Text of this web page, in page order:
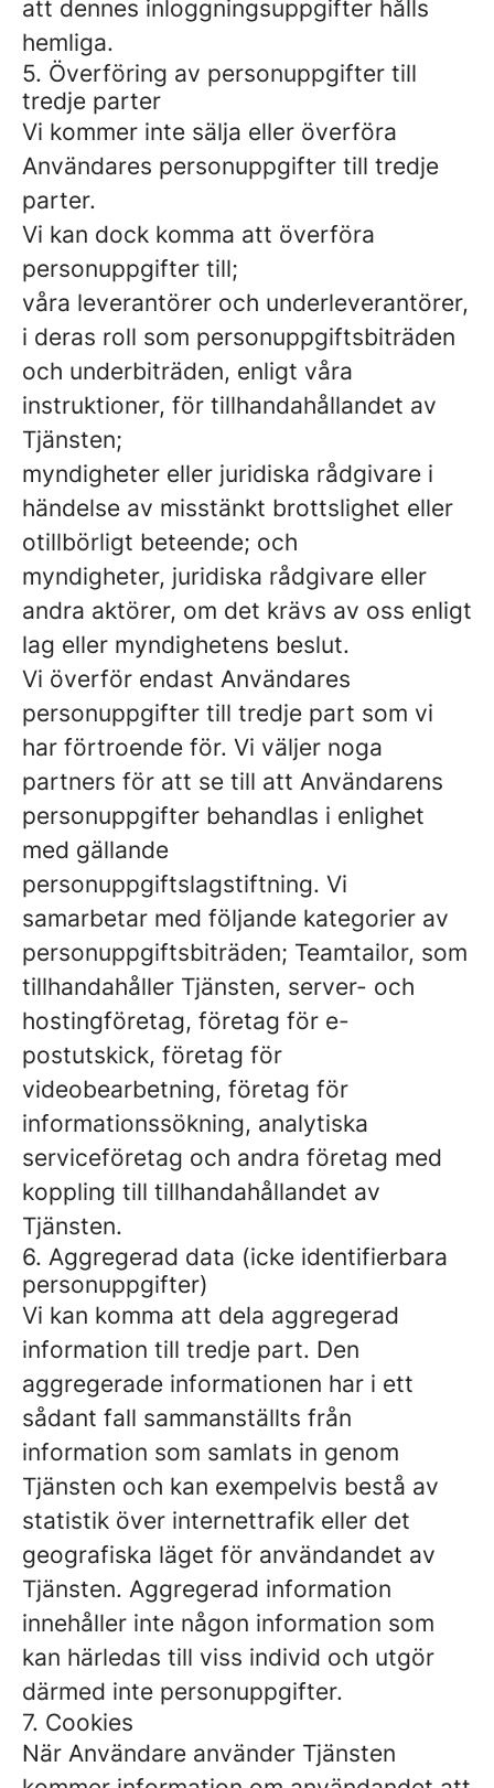
att dennes inloggningsuppgifter hålls
hemliga.
5. Överföring av personuppgifter till
tredje parter
Vi kommer inte sälja eller överföra
Användares personuppgifter till tredje
parter.
Vi kan dock komma att överföra
personuppgifter till;
våra leverantörer och underleverantörer,
i deras roll som personuppgiftsbiträden
och underbiträden, enligt våra
instruktioner, för tillhandahållandet av
Tjänsten;
myndigheter eller juridiska rådgivare i
händelse av misstänkt brottslighet eller
otillbörligt beteende; och
myndigheter, juridiska rådgivare eller
andra aktörer, om det krävs av oss enligt
lag eller myndighetens beslut.
Vi överför endast Användares
personuppgifter till tredje part som vi
har förtroende för. Vi väljer noga
partners för att se till att Användarens
personuppgifter behandlas i enlighet
med gällande
personuppgiftslagstiftning. Vi
samarbetar med följande kategorier av
personuppgiftsbiträden; Teamtailor, som
tillhandahåller Tjänsten, server- och
hostingföretag, företag för e-
postutskick, företag för
videobearbetning, företag för
informationssökning, analytiska
serviceföretag och andra företag med
koppling till tillhandahållandet av
Tjänsten.
6. Aggregerad data (icke identifierbara
personuppgifter)
Vi kan komma att dela aggregerad
information till tredje part. Den
aggregerade informationen har i ett
sådant fall sammanställts från
information som samlats in genom
Tjänsten och kan exempelvis bestå av
statistik över internettrafik eller det
geografiska läget för användandet av
Tjänsten. Aggregerad information
innehåller inte någon information som
kan härledas till viss individ och utgör
därmed inte personuppgifter.
7. Cookies
När Användare använder Tjänsten